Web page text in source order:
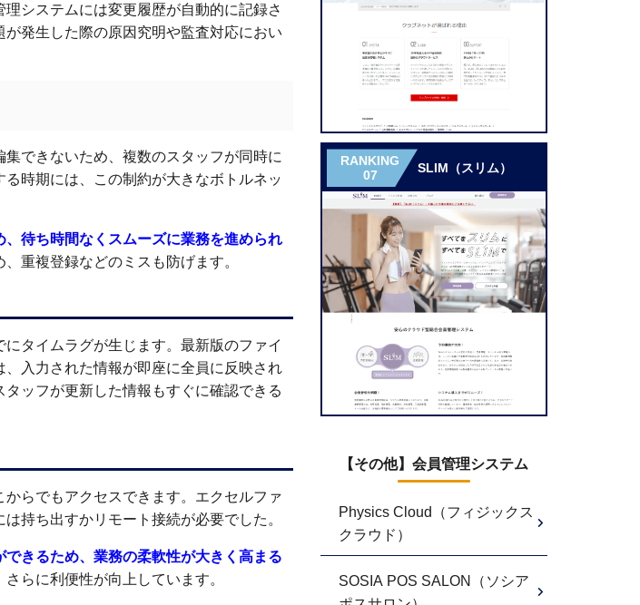
システムには変更履歴が自動的に記録さ
発生した際の原因究明や監査対応におい
できないため、複数のスタッフが同時に
時期には、この制約が大きなボトルネッ
待ち時間なくスムーズに業務を進められ
重複登録などのミスも防げます。
タイムラグが生じます。最新版のファイ
入力された情報が即座に全員に反映され
ッフが更新した情報もすぐに確認できる
らでもアクセスできます。エクセルファ
持ち出すかリモート接続が必要でした。
きるため、業務の柔軟性が大きく高まる
らに利便性が向上しています。
RANKING
07
SLIM（スリム）
【その他】会員管理システム
Physics Cloud（フィジックス
クラウド）
SOSIA POS SALON（ソシア